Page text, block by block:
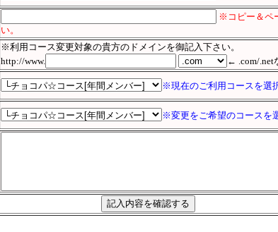
※コピー＆ペ
い。
※利用コース変更対象の貴方のドメインを御記入下さい。
http://www.
← .com/.net
※現在のご利用コースを選
※変更をご希望のコースを